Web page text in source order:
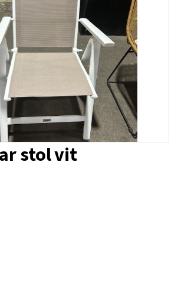
stol vit